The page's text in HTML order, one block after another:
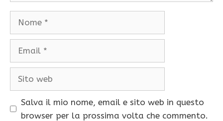
Salva il mio nome, email e sito web in questo
browser per la prossima volta che commento.